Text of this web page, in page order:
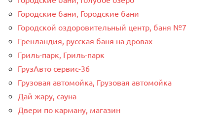
Городские бани, Городские бани
Городской оздоровительный центр, баня №7
Гренландия, русская баня на дровах
Гриль-парк, Гриль-парк
ГрузАвто сервис-36
Грузовая автомойка, Грузовая автомойка
Дай жару, сауна
Двери по карману, магазин